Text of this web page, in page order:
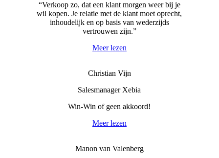
“Verkoop zo, dat een klant morgen weer bij je
wil kopen. Je relatie met de klant moet oprecht,
inhoudelijk en op basis van wederzijds
vertrouwen zijn.”
Meer lezen
Christian Vijn
Salesmanager Xebia
Win-Win of geen akkoord!
Meer lezen
Manon van Valenberg